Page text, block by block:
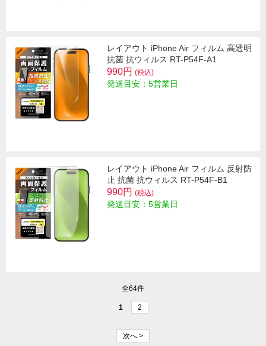
レイアウト iPhone Air フィルム 高透明
抗菌 抗ウィルス RT-P54F-A1
990円 (税込)
発送目安：5営業日
レイアウト iPhone Air フィルム 反射防
止 抗菌 抗ウィルス RT-P54F-B1
990円 (税込)
発送目安：5営業日
全64件
1 2
次へ >